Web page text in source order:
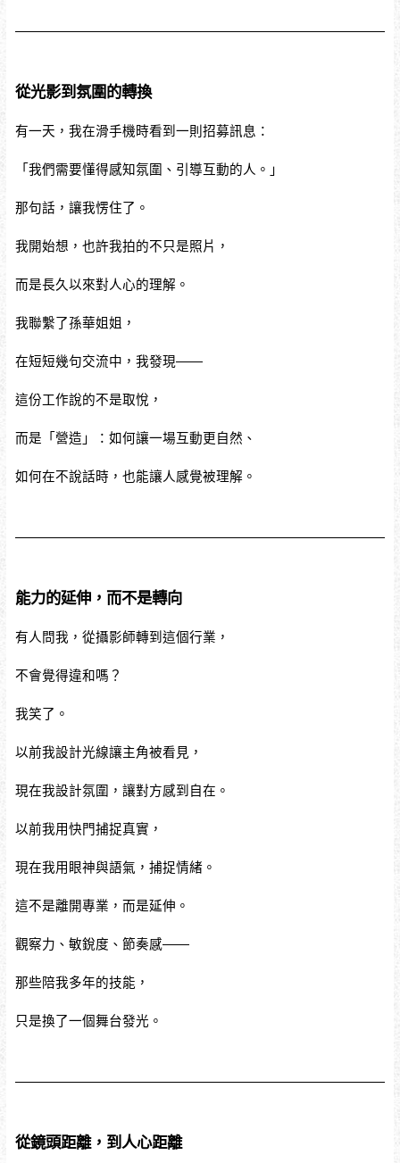
從光影到氛圍的轉換
有一天，我在滑手機時看到一則招募訊息：
「我們需要懂得感知氛圍、引導互動的人。」
那句話，讓我愣住了。
我開始想，也許我拍的不只是照片，
而是長久以來對人心的理解。
我聯繫了孫華姐姐，
在短短幾句交流中，我發現——
這份工作說的不是取悅，
而是「營造」：如何讓一場互動更自然、
如何在不說話時，也能讓人感覺被理解。
能力的延伸，而不是轉向
有人問我，從攝影師轉到這個行業，
不會覺得違和嗎？
我笑了。
以前我設計光線讓主角被看見，
現在我設計氛圍，讓對方感到自在。
以前我用快門捕捉真實，
現在我用眼神與語氣，捕捉情緒。
這不是離開專業，而是延伸。
觀察力、敏銳度、節奏感——
那些陪我多年的技能，
只是換了一個舞台發光。
從鏡頭距離，到人心距離